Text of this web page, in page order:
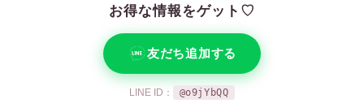
お得な情報をゲット♡
友だち追加する
LINE ID： @o9jYbQQ